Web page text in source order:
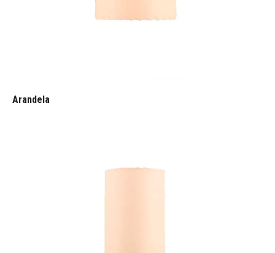
Arandela